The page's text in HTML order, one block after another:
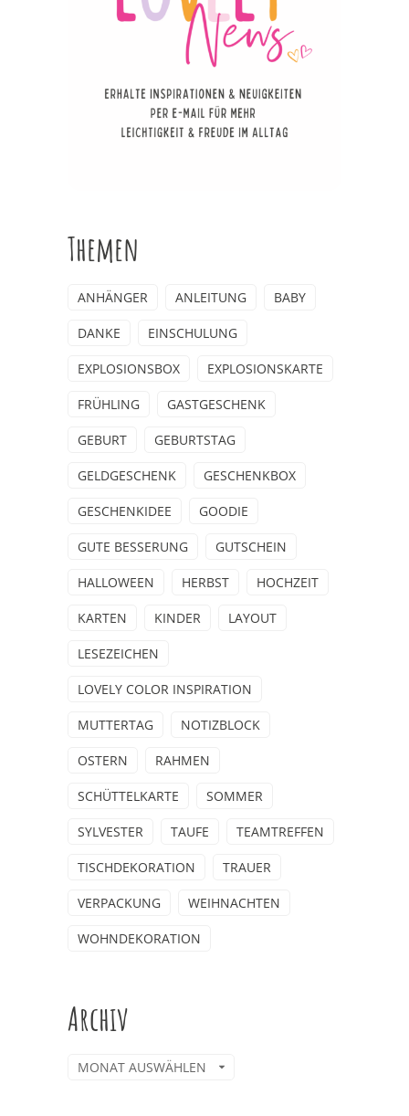
Themen
ANHÄNGER ANLEITUNG BABY
DANKE EINSCHULUNG
EXPLOSIONSBOX EXPLOSIONSKARTE
FRÜHLING GASTGESCHENK
GEBURT GEBURTSTAG
GELDGESCHENK GESCHENKBOX
GESCHENKIDEE GOODIE
GUTE BESSERUNG GUTSCHEIN
HALLOWEEN HERBST HOCHZEIT
KARTEN KINDER LAYOUT
LESEZEICHEN
LOVELY COLOR INSPIRATION
MUTTERTAG NOTIZBLOCK
OSTERN RAHMEN
SCHÜTTELKARTE SOMMER
SYLVESTER TAUFE TEAMTREFFEN
TISCHDEKORATION TRAUER
VERPACKUNG WEIHNACHTEN
WOHNDEKORATION
Archiv
Archiv